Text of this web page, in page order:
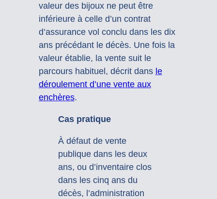
valeur des bijoux ne peut être
inférieure à celle d’un contrat
d’assurance vol conclu dans les dix
ans précédant le décès. Une fois la
valeur établie, la vente suit le
parcours habituel, décrit dans le
déroulement d’une vente aux
enchères.
Cas pratique
À défaut de vente
publique dans les deux
ans, ou d’inventaire clos
dans les cinq ans du
décès, l’administration